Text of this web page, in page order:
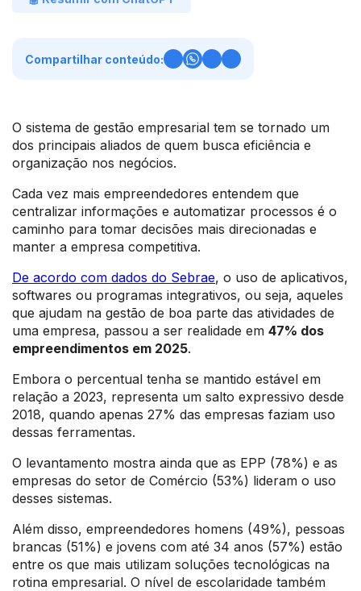
Compartilhar conteúdo:
O sistema de gestão empresarial tem se tornado um
dos principais aliados de quem busca eficiência e
organização nos negócios.
Cada vez mais empreendedores entendem que
centralizar informações e automatizar processos é o
caminho para tomar decisões mais direcionadas e
manter a empresa competitiva.
De acordo com dados do Sebrae, o uso de aplicativos,
softwares ou programas integrativos, ou seja, aqueles
que ajudam na gestão de boa parte das atividades de
uma empresa, passou a ser realidade em 47% dos
empreendimentos em 2025.
Embora o percentual tenha se mantido estável em
relação a 2023, representa um salto expressivo desde
2018, quando apenas 27% das empresas faziam uso
dessas ferramentas.
O levantamento mostra ainda que as EPP (78%) e as
empresas do setor de Comércio (53%) lideram o uso
desses sistemas.
Além disso, empreendedores homens (49%), pessoas
brancas (51%) e jovens com até 34 anos (57%) estão
entre os que mais utilizam soluções tecnológicas na
rotina empresarial. O nível de escolaridade também